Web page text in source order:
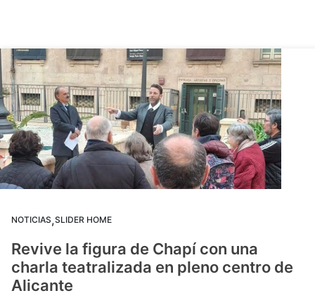
NOTICIAS,SLIDER HOME
Revive la figura de Chapí con una
charla teatralizada en pleno centro de
Alicante